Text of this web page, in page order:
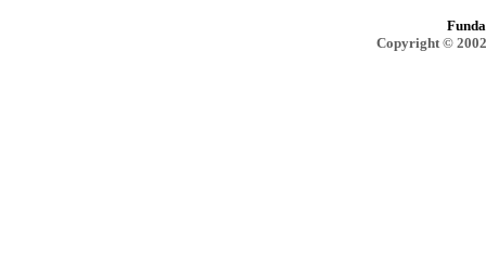
Copyright ©